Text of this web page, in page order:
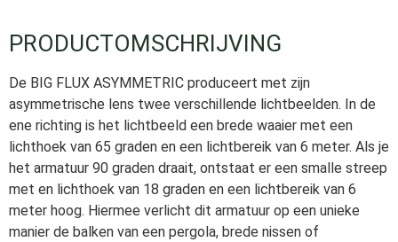
PRODUCTOMSCHRIJVING
De BIG FLUX ASYMMETRIC produceert met zijn
asymmetrische lens twee verschillende lichtbeelden. In de
ene richting is het lichtbeeld een brede waaier met een
lichthoek van 65 graden en een lichtbereik van 6 meter. Als je
het armatuur 90 graden draait, ontstaat er een smalle streep
met en lichthoek van 18 graden en een lichtbereik van 6
meter hoog. Hiermee verlicht dit armatuur op een unieke
manier de balken van een pergola, brede nissen of